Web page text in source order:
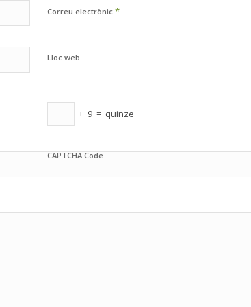
Correu electrònic *
Lloc web
+ 9 = quinze
CAPTCHA Code